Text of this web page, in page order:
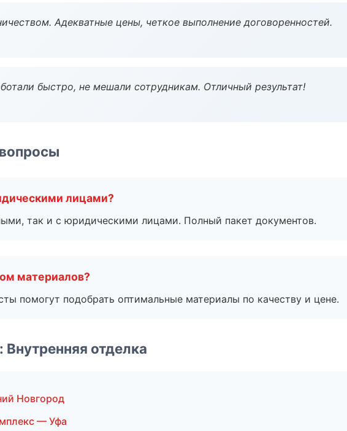
Адекватные цены, четкое выполнение договоренностей.
быстро, не мешали сотрудникам. Отличный результат!
лицами?
так и с юридическими лицами. Полный пакет документов.
материалов?
помогут подобрать оптимальные материалы по качеству и цене.
отделка
Новгород
— Уфа